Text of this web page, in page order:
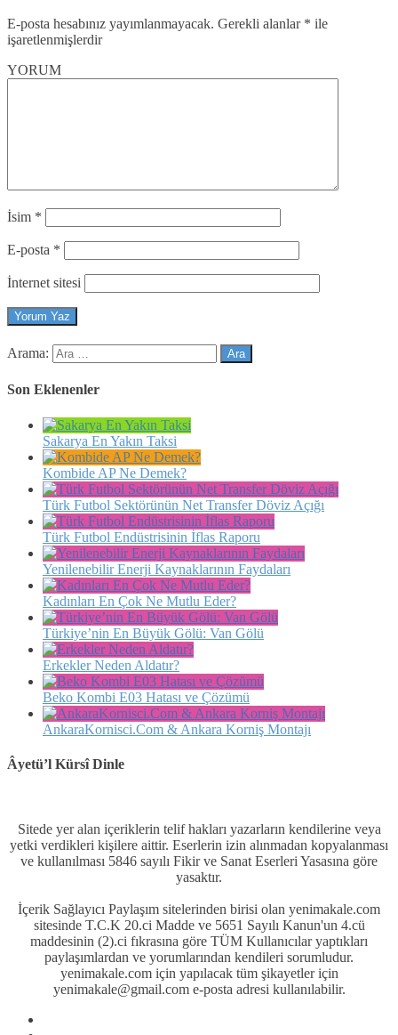
E-posta hesabınız yayımlanmayacak. Gerekli alanlar * ile
işaretlenmişlerdir
YORUM
İsim *
E-posta *
İnternet sitesi
Arama:
Son Eklenenler
Sakarya En Yakın Taksi
Kombide AP Ne Demek?
Türk Futbol Sektörünün Net Transfer Döviz Açığı
Türk Futbol Endüstrisinin İflas Raporu
Yenilenebilir Enerji Kaynaklarının Faydaları
Kadınları En Çok Ne Mutlu Eder?
Türkiye’nin En Büyük Gölü: Van Gölü
Erkekler Neden Aldatır?
Beko Kombi E03 Hatası ve Çözümü
AnkaraKornisci.Com & Ankara Korniş Montajı
Âyetü’l Kürsî Dinle
Sitede yer alan içeriklerin telif hakları yazarların kendilerine veya
yetki verdikleri kişilere aittir. Eserlerin izin alınmadan kopyalanması
ve kullanılması 5846 sayılı Fikir ve Sanat Eserleri Yasasına göre
yasaktır.
İçerik Sağlayıcı Paylaşım sitelerinden birisi olan yenimakale.com
sitesinde T.C.K 20.ci Madde ve 5651 Sayılı Kanun'un 4.cü
maddesinin (2).ci fıkrasına göre TÜM Kullanıcılar yaptıkları
paylaşımlardan ve yorumlarından kendileri sorumludur.
yenimakale.com için yapılacak tüm şikayetler için
yenimakale@gmail.com e-posta adresi kullanılabilir.